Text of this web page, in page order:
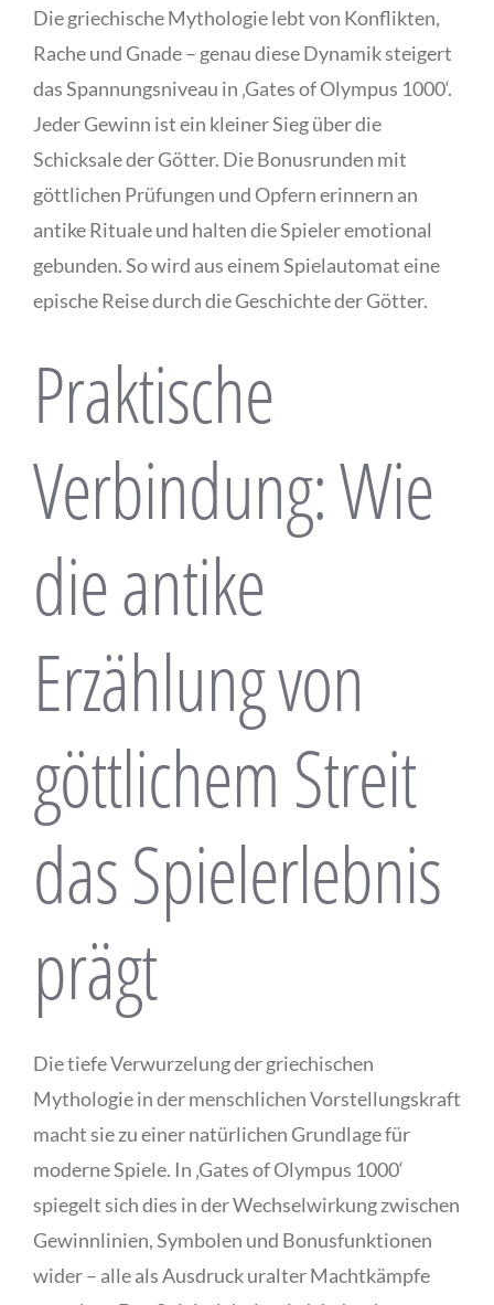
Die griechische Mythologie lebt von Konflikten,
Rache und Gnade – genau diese Dynamik steigert
das Spannungsniveau in ‚Gates of Olympus 1000‘.
Jeder Gewinn ist ein kleiner Sieg über die
Schicksale der Götter. Die Bonusrunden mit
göttlichen Prüfungen und Opfern erinnern an
antike Rituale und halten die Spieler emotional
gebunden. So wird aus einem Spielautomat eine
epische Reise durch die Geschichte der Götter.
Praktische
Verbindung: Wie
die antike
Erzählung von
göttlichem Streit
das Spielerlebnis
prägt
Die tiefe Verwurzelung der griechischen
Mythologie in der menschlichen Vorstellungskraft
macht sie zu einer natürlichen Grundlage für
moderne Spiele. In ‚Gates of Olympus 1000‘
spiegelt sich dies in der Wechselwirkung zwischen
Gewinnlinien, Symbolen und Bonusfunktionen
wider – alle als Ausdruck uralter Machtkämpfe